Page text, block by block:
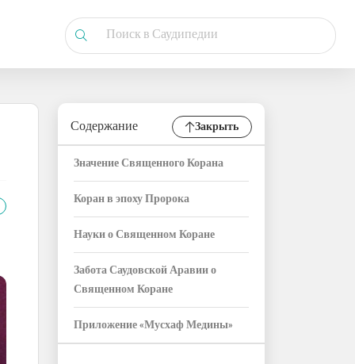
Содержание Закрыть
Значение Священного Корана
Коран в эпоху Пророка
Науки о Священном Коране
Забота Саудовской Аравии о
Священном Коране
Приложение «Мусхаф Медины»